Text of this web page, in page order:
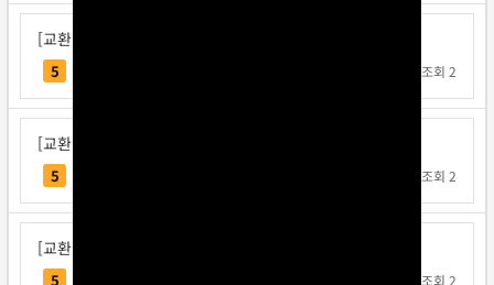
[교환신청] 지크사
5 조회 2
[교환신청] 탁구왕김탁구
5 조회 2
[교환신청] 베리독
5 조회 2